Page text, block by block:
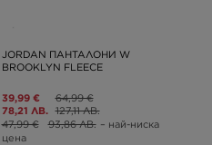
JORDAN ПАНТАЛОНИ W
BROOKLYN FLEECE
39,99 €
78,21 ЛВ.
64,99 €
127,11 ЛВ.
47,99 €
93,86 ЛВ. – най-ниска
цена